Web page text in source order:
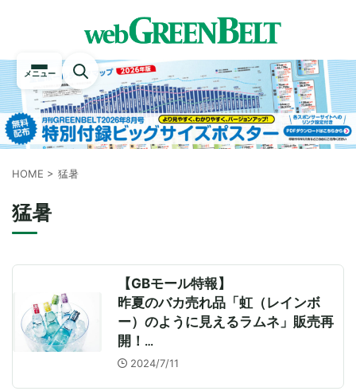
メニュー
HOME > 猛暑
猛暑
【GBモール特報】
昨夏のバカ売れ品「虹（レインボ
ー）のように見えるラムネ」販売再
開！
連日の真夏日・猛暑日にパチンコ総
2024/7/11